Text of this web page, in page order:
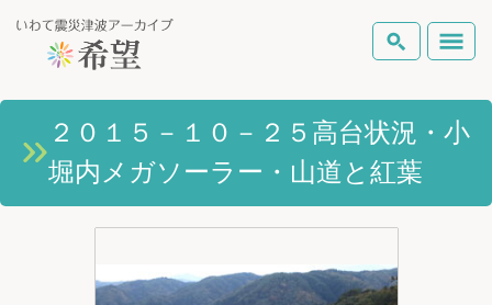
岩手県の被害状況
ピックアップコンテンツ
検索
２０１５－１０－２５高台状況・小
堀内メガソーラー・山道と紅葉